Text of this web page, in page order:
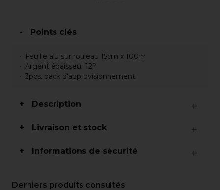
Points clés
Feuille alu sur rouleau 15cm x 100m
Argent épaisseur 12?
3pcs. pack d'approvisionnement
Description
Livraison et stock
Informations de sécurité
Derniers produits consultés